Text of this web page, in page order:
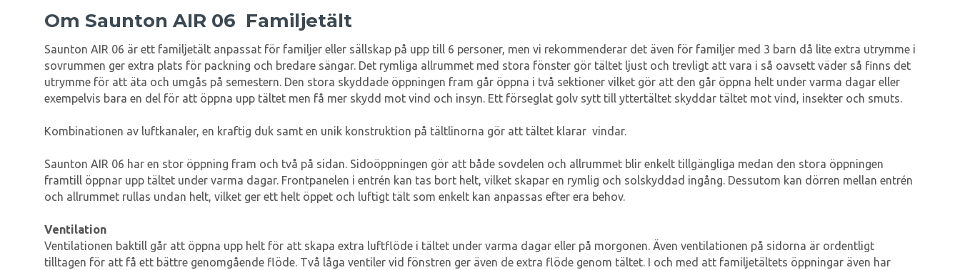
Om Saunton AIR 06 Familjetält
Saunton AIR 06 är ett familjetält anpassat för familjer eller sällskap på upp till 6 personer, men vi rekommenderar det även för familjer med 3 barn då lite extra utrymme i
sovrummen ger extra plats för packning och bredare sängar. Det rymliga allrummet med stora fönster gör tältet ljust och trevligt att vara i så oavsett väder så finns det
utrymme för att äta och umgås på semestern. Den stora skyddade öppningen fram går öppna i två sektioner vilket gör att den går öppna helt under varma dagar eller
exempelvis bara en del för att öppna upp tältet men få mer skydd mot vind och insyn. Ett förseglat golv sytt till yttertältet skyddar tältet mot vind, insekter och smuts.
Kombinationen av luftkanaler, en kraftig duk samt en unik konstruktion på tältlinorna gör att tältet klarar vindar.
Saunton AIR 06 har en stor öppning fram och två på sidan. Sidoöppningen gör att både sovdelen och allrummet blir enkelt tillgängliga medan den stora öppningen
framtill öppnar upp tältet under varma dagar. Frontpanelen i entrén kan tas bort helt, vilket skapar en rymlig och solskyddad ingång. Dessutom kan dörren mellan entrén
och allrummet rullas undan helt, vilket ger ett helt öppet och luftigt tält som enkelt kan anpassas efter era behov.
Ventilation
Ventilationen baktill går att öppna upp helt för att skapa extra luftflöde i tältet under varma dagar eller på morgonen. Även ventilationen på sidorna är ordentligt
tilltagen för att få ett bättre genomgående flöde. Två låga ventiler vid fönstren ger även de extra flöde genom tältet. I och med att familjetältets öppningar även har